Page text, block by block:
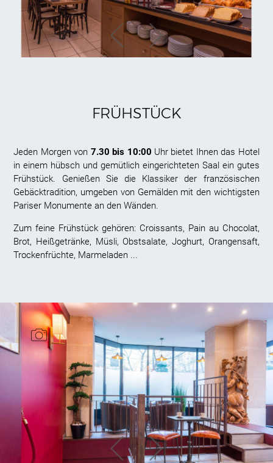
FRÜHSTÜCK
Jeden Morgen von 7.30 bis 10:00 Uhr bietet Ihnen das Hotel
in einem hübsch und gemütlich eingerichteten Saal ein gutes
Frühstück. Genießen Sie die Klassiker der französischen
Gebäcktradition, umgeben von Gemälden mit den wichtigsten
Pariser Monumente an den Wänden.
Zum feine Frühstück gehören: Croissants, Pain au Chocolat,
Brot, Heißgetränke, Müsli, Obstsalate, Joghurt, Orangensaft,
Trockenfrüchte, Marmeladen ...